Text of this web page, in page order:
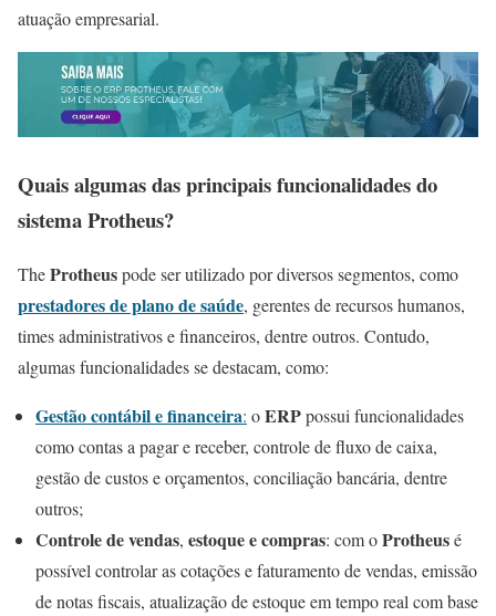
atuação empresarial.
Quais algumas das principais funcionalidades do
sistema Protheus?
TheProtheuspode ser utilizado por diversos segmentos, como
prestadores de plano de saúde, gerentes de recursos humanos,
times administrativos e financeiros, dentre outros. Contudo,
algumas funcionalidades se destacam, como:
Gestão contábil e financeira: oERPpossui funcionalidades
como contas a pagar e receber, controle de fluxo de caixa,
gestão de custos e orçamentos, conciliação bancária, dentre
outros;
Controle de vendas, estoque e compras: com oProtheusé
possível controlar as cotações e faturamento de vendas, emissão
de notas fiscais, atualização de estoque em tempo real com base